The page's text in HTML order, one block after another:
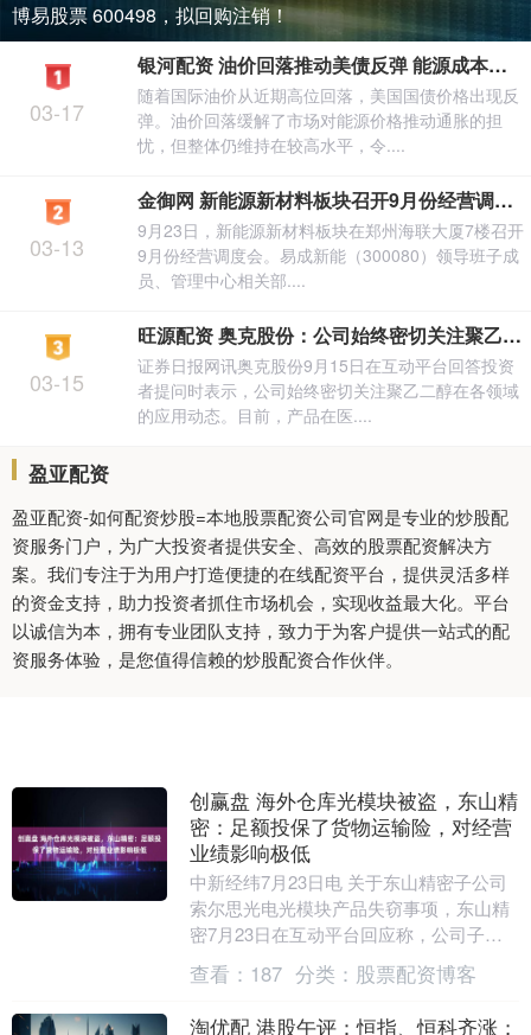
博易股票 600498，拟回购注销！
银河配资 油价回落推动美债反弹 能源成本高企仍压制市场降息预期
随着国际油价从近期高位回落，美国国债价格出现反
弹。油价回落缓解了市场对能源价格推动通胀的担
忧，但整体仍维持在较高水平，令....
03-17
金御网 新能源新材料板块召开9月份经营调度会
9月23日，新能源新材料板块在郑州海联大厦7楼召开
9月份经营调度会。易成新能（300080）领导班子成
员、管理中心相关部....
03-13
旺源配资 奥克股份：公司始终密切关注聚乙二醇在各领域的应用动态
证券日报网讯奥克股份9月15日在互动平台回答投资
者提问时表示，公司始终密切关注聚乙二醇在各领域
的应用动态。目前，产品在医....
03-15
盈亚配资
盈亚配资-如何配资炒股=本地股票配资公司官网是专业的炒股配
资服务门户，为广大投资者提供安全、高效的股票配资解决方
案。我们专注于为用户打造便捷的在线配资平台，提供灵活多样
的资金支持，助力投资者抓住市场机会，实现收益最大化。平台
以诚信为本，拥有专业团队支持，致力于为客户提供一站式的配
资服务体验，是您值得信赖的炒股配资合作伙伴。
创赢盘 海外仓库光模块被盗，东山精
密：足额投保了货物运输险，对经营
业绩影响极低
中新经纬7月23日电 关于东山精密子公司
索尔思光电光模块产品失窃事项，东山精
密7月23日在互动平台回应称，公司子公
司索尔思光电在2026年6月有一批光模块
产品在....
查看： 187 分类： 股票配资博客
淘优配 港股午评：恒指、恒科齐涨；